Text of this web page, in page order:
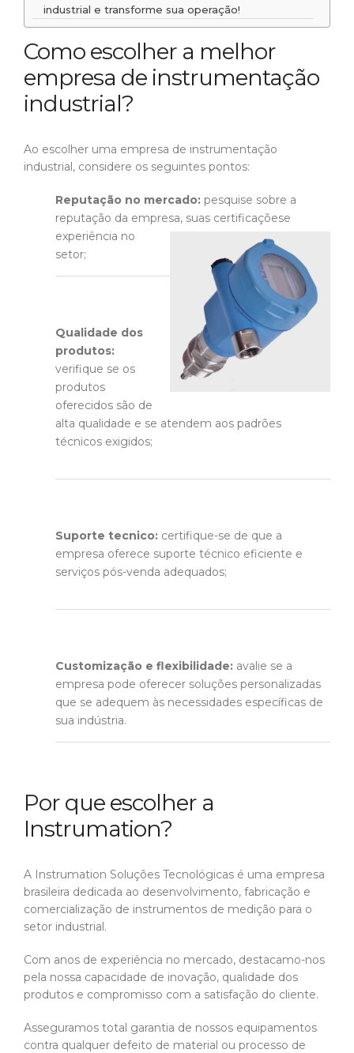
industrial e transforme sua operação!
Como escolher a melhor
empresa de instrumentação
industrial?
Ao escolher uma empresa de instrumentação
industrial, considere os seguintes pontos:
Reputação no mercado: pesquise sobre a
reputação da empresa, suas certificaçõese
experiência no
setor;
Qualidade dos
produtos:
verifique se os
produtos
oferecidos são de
alta qualidade e se atendem aos padrões
técnicos exigidos;
Suporte tecnico: certifique-se de que a
empresa oferece suporte técnico eficiente e
serviços pós-venda adequados;
Customização e flexibilidade: avalie se a
empresa pode oferecer soluções personalizadas
que se adequem às necessidades específicas de
sua indústria.
Por que escolher a
Instrumation?
A Instrumation Soluções Tecnológicas é uma empresa
brasileira dedicada ao desenvolvimento, fabricação e
comercialização de instrumentos de medição para o
setor industrial.
Com anos de experiência no mercado, destacamo-nos
pela nossa capacidade de inovação, qualidade dos
produtos e compromisso com a satisfação do cliente.
Asseguramos total garantia de nossos equipamentos
contra qualquer defeito de material ou processo de